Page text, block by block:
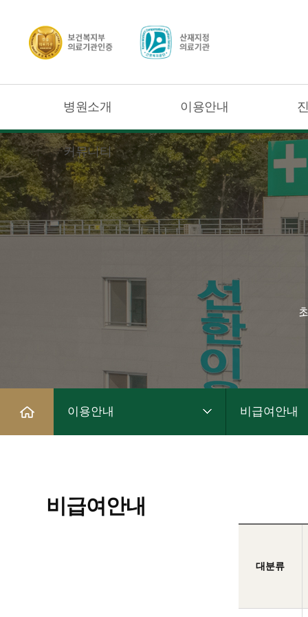
병원소개 이용안내
커뮤니티
이용안내 비급여안내
비급여안내
대분류